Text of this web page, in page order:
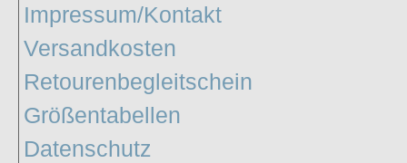
Impressum/Kontakt
Versandkosten
Retourenbegleitschein
Größentabellen
Datenschutz